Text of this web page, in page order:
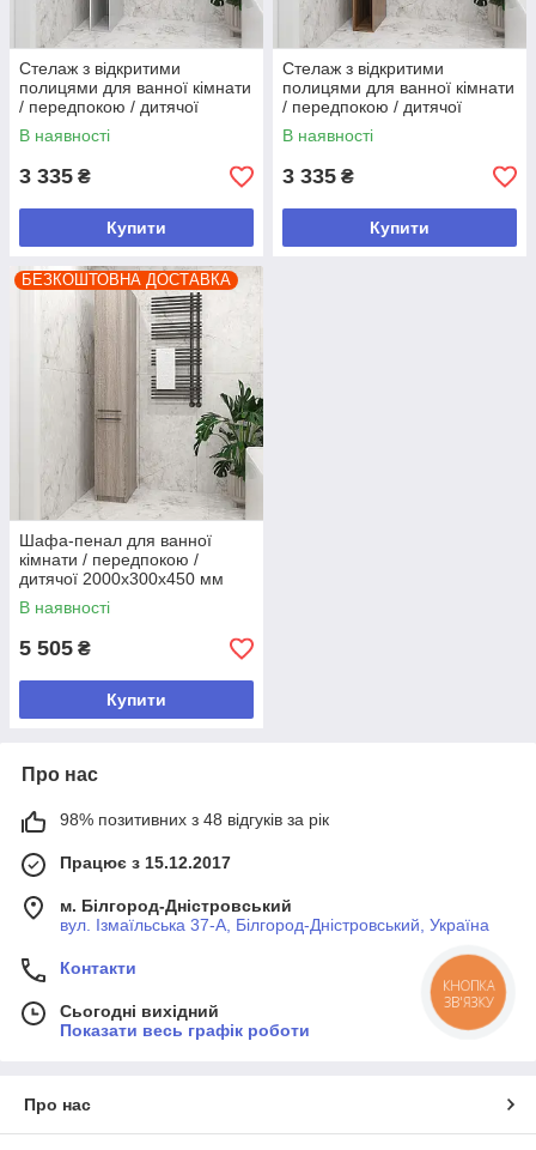
Стелаж з відкритими
полицями для ванної кімнати
/ передпокою / дитячої
2000х200х450 мм Сірий
В наявності
3 335 ₴
Купити
Стелаж з відкритими
полицями для ванної кімнати
/ передпокою / дитячої
2000х200х450 мм Дуб Родос
В наявності
3 335 ₴
Купити
БЕЗКОШТОВНА ДОСТАВКА
Шафа-пенал для ванної
кімнати / передпокою /
дитячої 2000х300х450 мм
Дуб Сонома трюфель
В наявності
5 505 ₴
Купити
Про нас
98% позитивних з 48 відгуків за рік
Працює з 15.12.2017
м. Білгород-Дністровський
вул. Ізмаїльська 37-А, Білгород-Дністровський, Україна
Контакти
Сьогодні вихідний
Показати весь графік роботи
Про нас
КНОПКА
ЗВ'ЯЗКУ